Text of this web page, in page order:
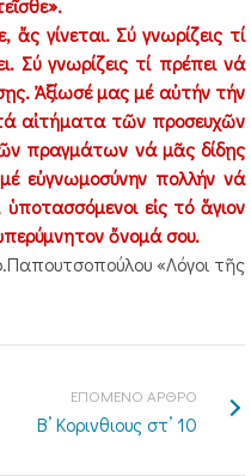
γίνεται. Σύ γνωρίζεις τί
Σύ γνωρίζεις τί πρέπει νά
Ἀξίωσέ μας μέ αὐτήν τήν
αἰτήματα τῶν προσευχῶν
πραγμάτων νά μᾶς δίδῃς
εὐγνωμοσύνην πολλήν νά
εἰς τό ἅγιον
ὄνομά σου.
«Λόγοι τῆς
ΕΠΟΜΕΝΟ ΑΡΘΡΟ
Β’ Κορινθιους στ’ 10